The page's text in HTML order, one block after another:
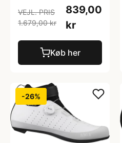
VEJL. PRIS
1.679,00 kr
839,00
kr
Køb her
-26%